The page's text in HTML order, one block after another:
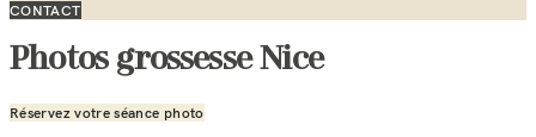
CONTACT
Photos grossesse Nice
Réservez votre séance photo